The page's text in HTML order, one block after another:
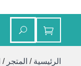
الرئيسية / المتجر /